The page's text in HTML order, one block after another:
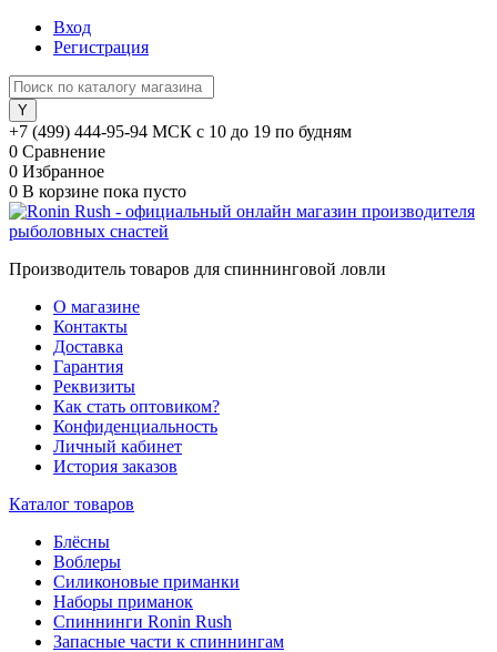
Вход
Регистрация
+7 (499) 444-95-94 МСК с 10 до 19 по будням
0 Сравнение
0 Избранное
0 В корзине пока пусто
Производитель товаров для спиннинговой ловли
О магазине
Контакты
Доставка
Гарантия
Реквизиты
Как стать оптовиком?
Конфиденциальность
Личный кабинет
История заказов
Каталог товаров
Блёсны
Воблеры
Силиконовые приманки
Наборы приманок
Спиннинги Ronin Rush
Запасные части к спиннингам